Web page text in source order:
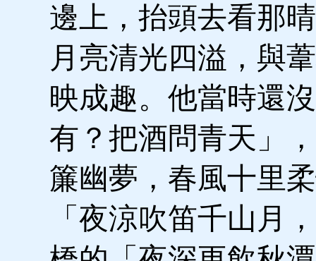
邊上，抬頭去看那
月亮清光四溢，與
映成趣。他當時還
有？把酒問青天」
簾幽夢，春風十里
「夜涼吹笛千山月